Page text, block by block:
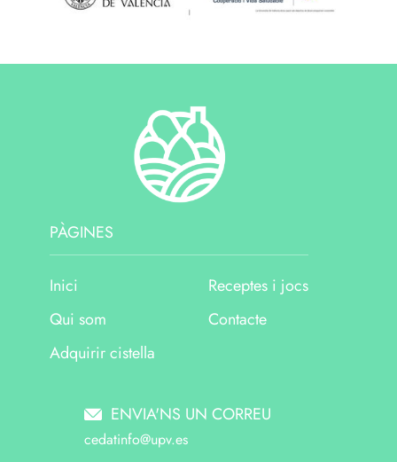
PÀGINES
Inici
Qui som
Adquirir cistella
Receptes i jocs
Contacte
ENVIA'NS UN CORREU
cedatinfo@upv.es